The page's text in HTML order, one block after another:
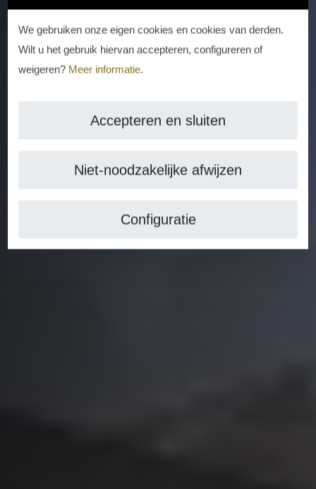
We gebruiken onze eigen cookies en cookies van derden.
Wilt u het gebruik hiervan accepteren, configureren of
weigeren? Meer informatie.
Accepteren en sluiten
Niet-noodzakelijke afwijzen
Configuratie